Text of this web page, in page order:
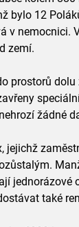
bylo 12
v nemocnici.
zemí.
prostorů dolu
žádné
jejichž
jednorázové
také